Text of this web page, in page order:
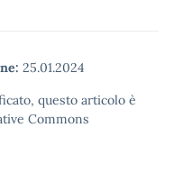
25.01.2024
questo articolo è
Commons